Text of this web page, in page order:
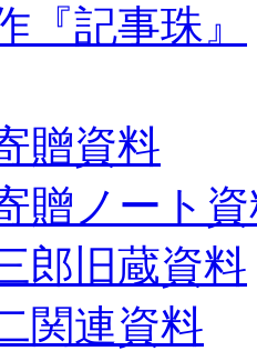
『記事珠』
贈資料
贈ノート
郎旧蔵資料
関連資料